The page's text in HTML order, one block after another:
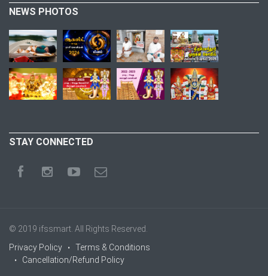
NEWS PHOTOS
STAY CONNECTED
© 2019 ifssmart . All Rights Reserved.
Privacy Policy
Terms & Conditions
Cancellation/Refund Policy